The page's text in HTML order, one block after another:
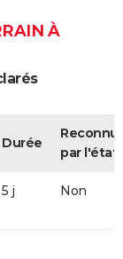
À
Durée
par l'état
5 j Non